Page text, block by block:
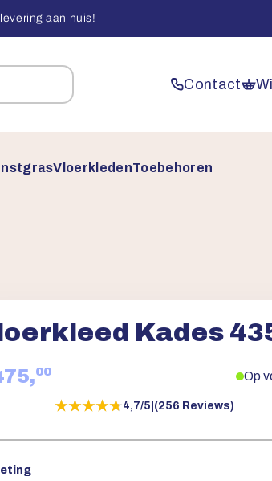
aan huis!
Contact
VloerkledenToebehoren
Kades
00 Op
★★★★★
★★★★★4,7/5 (256 Reviews)